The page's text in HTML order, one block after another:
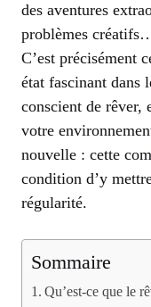
des aventures
problèmes
C’est précisément
état fascinant dans
conscient de rêver,
votre
nouvelle : cette
condition d’y
régularité.
Sommaire
Qu’est-ce que le